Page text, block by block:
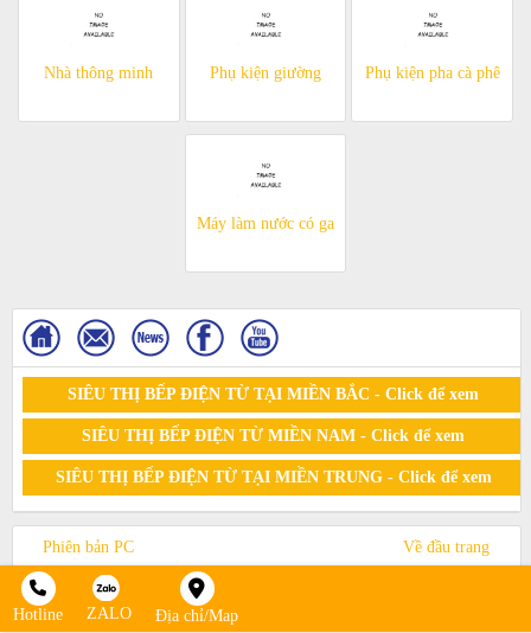
Nhà thông minh Phụ kiện giường Phụ kiện pha cà phê
Máy làm nước có ga
SIÊU THỊ BẾP ĐIỆN TỪ TẠI MIỀN BẮC - Click để xem
SIÊU THỊ BẾP ĐIỆN TỪ MIỀN NAM - Click để xem
SIÊU THỊ BẾP ĐIỆN TỪ TẠI MIỀN TRUNG - Click để xem
Phiên bản PC Về đầu trang
© 2015. All Rights Reserved by sieuthibepdientu
Hotline ZALO Địa chỉ/Map